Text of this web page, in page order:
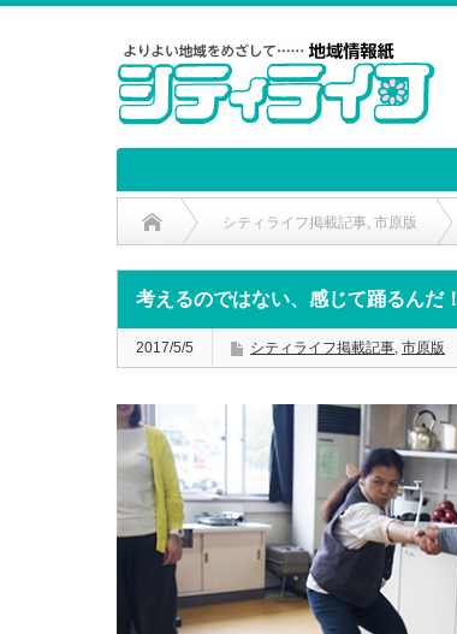
シティライフ掲載記事, 市原版
考えるのではない、感じて踊るんだ！
2017/5/5 シティライフ掲載記事, 市原版